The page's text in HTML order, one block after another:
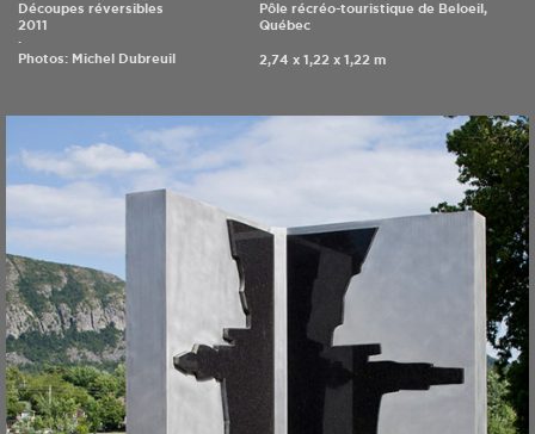
Découpes réversibles
2011
·
Photos: Michel Dubreuil
Pôle récréo-touristique de Beloeil,
Québec
2,74 x 1,22 x 1,22 m